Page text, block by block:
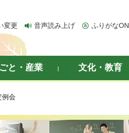
変更 音声読み上げ ふりがなON
と・産業 文化・教育
例会